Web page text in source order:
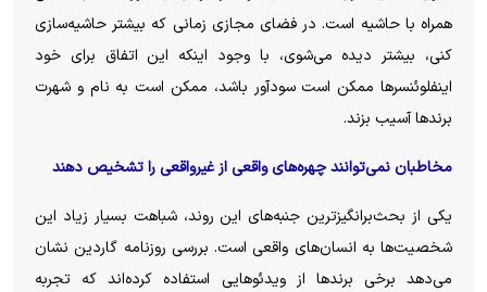
همراه با حاشیه است. در فضای مجازی زمانی که بیشتر حاشیه‌سازی
کنی، بیشتر دیده می‌شوی، با وجود اینکه این اتفاق برای خود
اینفلوئنسرها ممکن است سودآور باشد، ممکن است به نام و شهرت
برندها آسیب بزند.
مخاطبان نمی‌توانند چهره‌های واقعی از غیرواقعی را تشخیص دهند
یکی از بحث‌برانگیزترین جنبه‌های این روند، شباهت بسیار زیاد این
شخصیت‌ها به انسان‌های واقعی است. بررسی روزنامه گاردین نشان
می‌دهد برخی برند‌ها از ویدئو‌هایی استفاده کرده‌اند که تجربه